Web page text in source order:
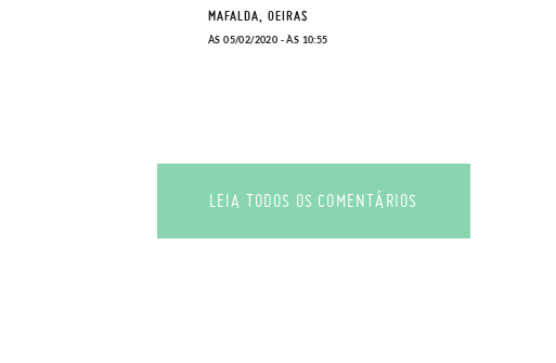
MAFALDA, OEIRAS
ÀS 05/02/2020 - ÀS 10:55
LEIA TODOS OS COMENTÁRIOS